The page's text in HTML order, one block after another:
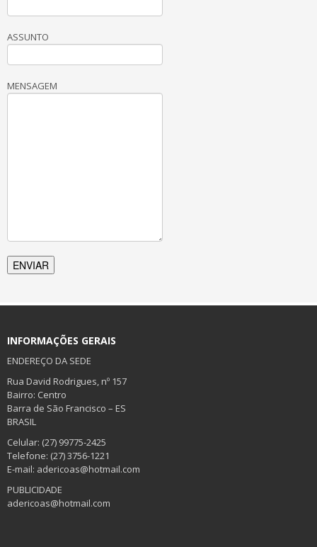
ASSUNTO
MENSAGEM
INFORMAÇÕES GERAIS
ENDEREÇO DA SEDE
Rua David Rodrigues, nº 157
Bairro: Centro
Barra de São Francisco – ES
BRASIL
Celular: (27) 99775-2425
Telefone: (27) 3756-1221
E-mail: adericoas@hotmail.com
PUBLICIDADE
adericoas@hotmail.com